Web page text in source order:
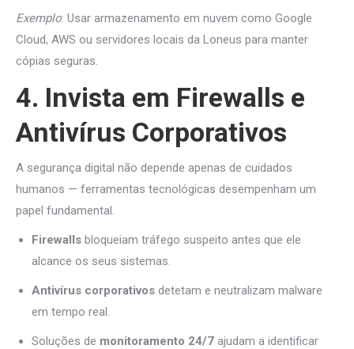
Exemplo: Usar armazenamento em nuvem como Google
Cloud, AWS ou servidores locais da Loneus para manter
cópias seguras.
4. Invista em Firewalls e
Antivírus Corporativos
A segurança digital não depende apenas de cuidados
humanos — ferramentas tecnológicas desempenham um
papel fundamental.
Firewalls bloqueiam tráfego suspeito antes que ele
alcance os seus sistemas.
Antivírus corporativos detetam e neutralizam malware
em tempo real.
Soluções de monitoramento 24/7 ajudam a identificar